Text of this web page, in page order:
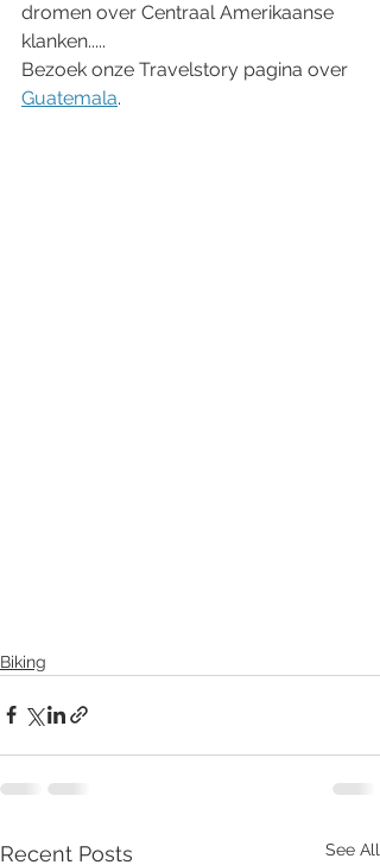
dromen over Centraal Amerikaanse
klanken.....
Bezoek onze Travelstory pagina over
Guatemala.
Biking
Recent Posts See All